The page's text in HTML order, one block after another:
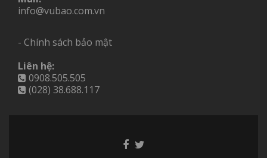
info@vubao.com.vn
- Chính sách bảo mật
Liên hệ:
0908.505.505
(028) 38.688.117
Facebook
Twitter